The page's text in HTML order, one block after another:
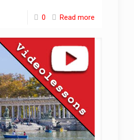
0 Read more